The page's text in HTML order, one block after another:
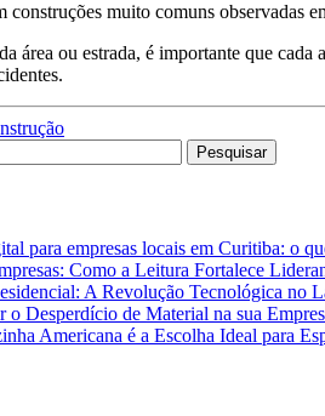
construções muito comuns observadas
área ou estrada, é importante que
para empresas locais em Curitiba: o
Como a Leitura Fortalece
A Revolução Tecnológica no
o Desperdício de Material na sua
Americana é a Escolha Ideal para